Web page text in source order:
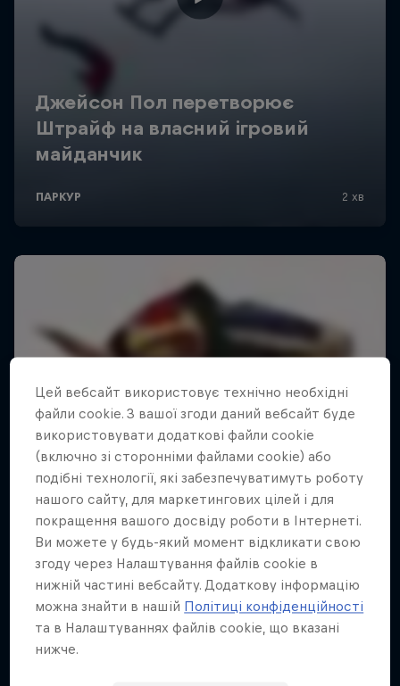
Цей вебсайт використовує технічно необхідні
файли cookie. З вашої згоди даний вебсайт буде
використовувати додаткові файли cookie
(включно зі сторонніми файлами cookie) або
подібні технології, які забезпечуватимуть роботу
нашого сайту, для маркетингових цілей і для
покращення вашого досвіду роботи в Інтернеті.
Ви можете у будь-який момент відкликати свою
згоду через Налаштування файлів cookie в
нижній частині вебсайту. Додаткову інформацію
можна знайти в нашій Політиці конфіденційності
та в Налаштуваннях файлів cookie, що вказані
нижче.